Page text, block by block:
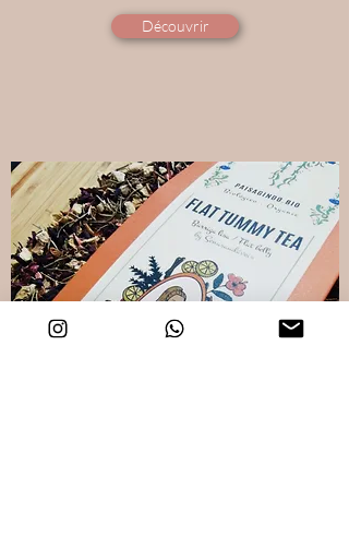
Découvrir